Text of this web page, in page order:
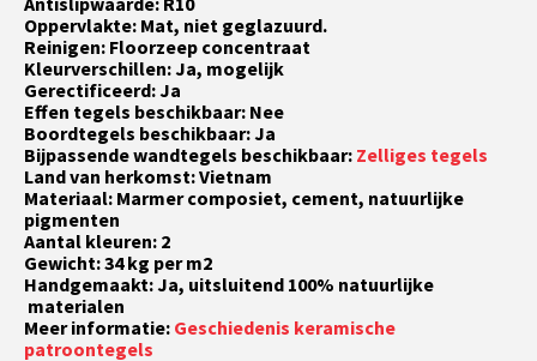
Oppervlakte: Mat, niet geglazuurd.
Reinigen: Floorzeep concentraat
Kleurverschillen: Ja, mogelijk
Gerectificeerd: Ja
Effen tegels beschikbaar: Nee
Boordtegels beschikbaar: Ja
Bijpassende wandtegels beschikbaar: Zelliges tegels
Land van herkomst: Vietnam
Materiaal: Marmer composiet, cement, natuurlijke
pigmenten
Aantal kleuren: 2
Gewicht: 34 kg per m2
Handgemaakt: Ja, uitsluitend 100% natuurlijke
materialen
Meer informatie: Geschiedenis keramische
patroontegels